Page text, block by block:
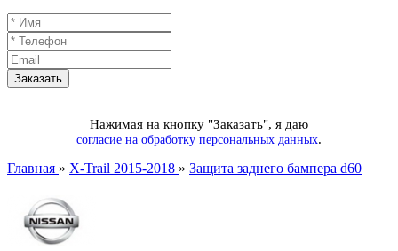
Нажимая на кнопку "Заказать", я даю
согласие на обработку персональных данных.
Главная » X-Trail 2015-2018 » Защита заднего бампера d60